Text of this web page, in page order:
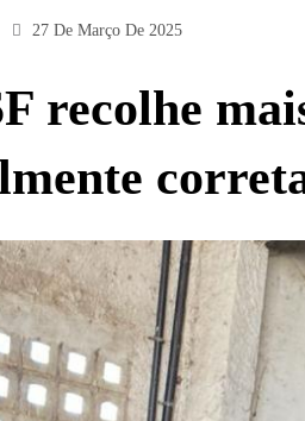
27 De Março De 2025
recolhe